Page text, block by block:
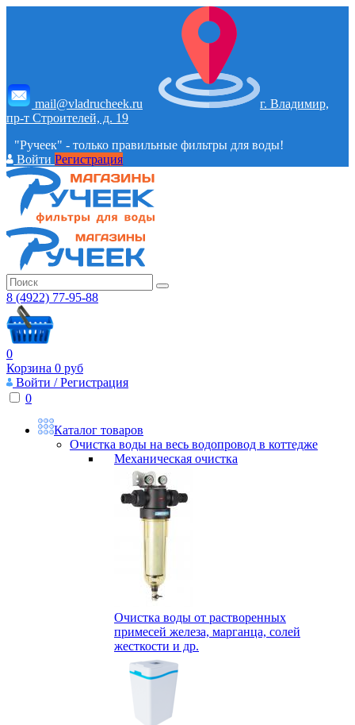
mail@vladrucheek.ru
г. Владимир,
пр-т Строителей, д. 19
"Ручеек" - только правильные фильтры для воды!
ВойтиРегистрация
8 (4922) 77-95-88
0
Корзина 0 руб
Войти / Регистрация
0
Каталог товаров
Очистка воды на весь водопровод в коттедже
Механическая очистка
Очистка воды от растворенных
примесей железа, марганца, солей
жесткости и др.